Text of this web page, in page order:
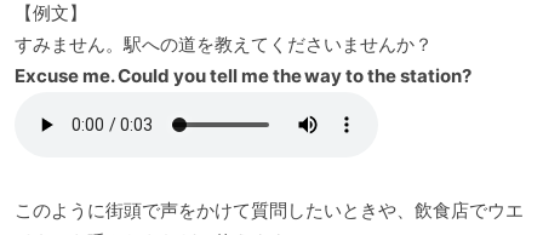
【例文】
すみません。駅への道を教えてくださいませんか？
Excuse me. Could you tell me the way to the station?
このように街頭で声をかけて質問したいときや、飲食店でウエ